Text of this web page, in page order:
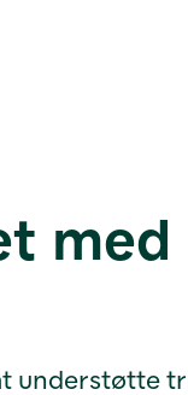
understøtte